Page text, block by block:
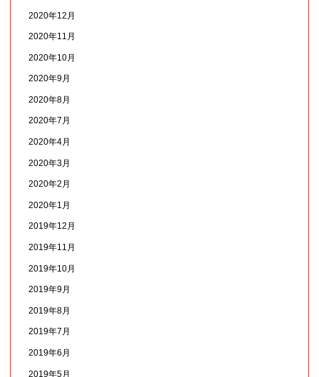
2020年12月
2020年11月
2020年10月
2020年9月
2020年8月
2020年7月
2020年4月
2020年3月
2020年2月
2020年1月
2019年12月
2019年11月
2019年10月
2019年9月
2019年8月
2019年7月
2019年6月
2019年5月